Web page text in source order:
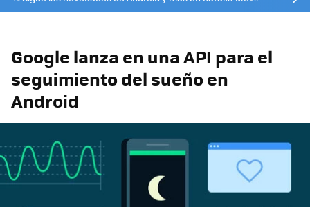
Google lanza en una API para el
seguimiento del sueño en
Android